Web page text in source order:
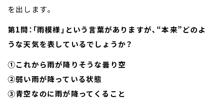
を出します。
第1問：「雨模様」という言葉がありますが、“本来”どのよ
うな天気を表しているでしょうか？
①これから雨が降りそうな曇り空
②弱い雨が降っている状態
③青空なのに雨が降ってくること